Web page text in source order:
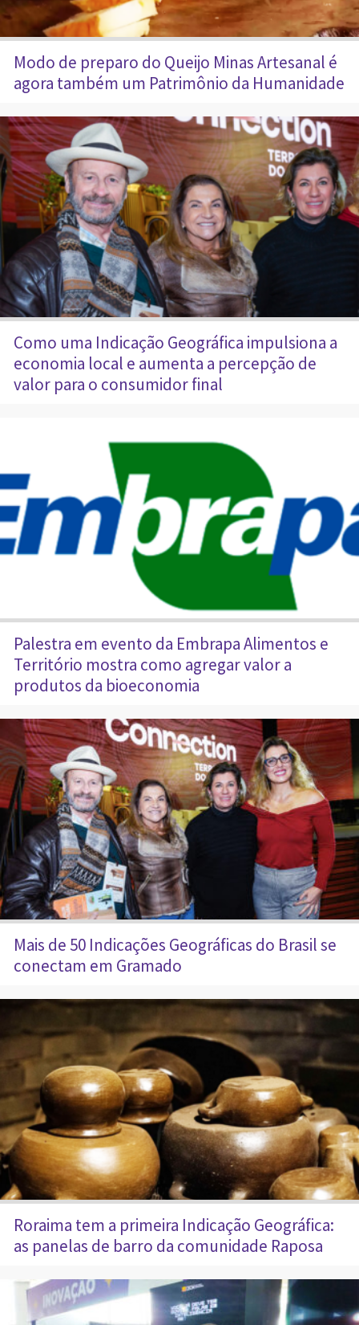
Modo de preparo do Queijo Minas Artesanal é
agora também um Patrimônio da Humanidade
Como uma Indicação Geográfica impulsiona a
economia local e aumenta a percepção de
valor para o consumidor final
Palestra em evento da Embrapa Alimentos e
Território mostra como agregar valor a
produtos da bioeconomia
Mais de 50 Indicações Geográficas do Brasil se
conectam em Gramado
Roraima tem a primeira Indicação Geográfica:
as panelas de barro da comunidade Raposa